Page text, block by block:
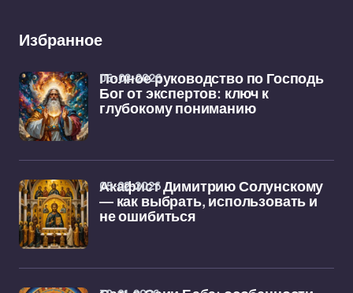
Избранное
Полное руководство по Господь
Бог от экспертов: ключ к
глубокому пониманию
06-02-2026
Акафист Димитрию Солунскому
— как выбрать, использовать и
не ошибиться
05-02-2026